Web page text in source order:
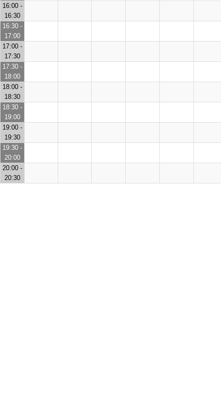
16:00 -
16:30
16:30 -
17:00
17:00 -
17:30
17:30 -
18:00
18:00 -
18:30
18:30 -
19:00
19:00 -
19:30
19:30 -
20:00
20:00 -
20:30